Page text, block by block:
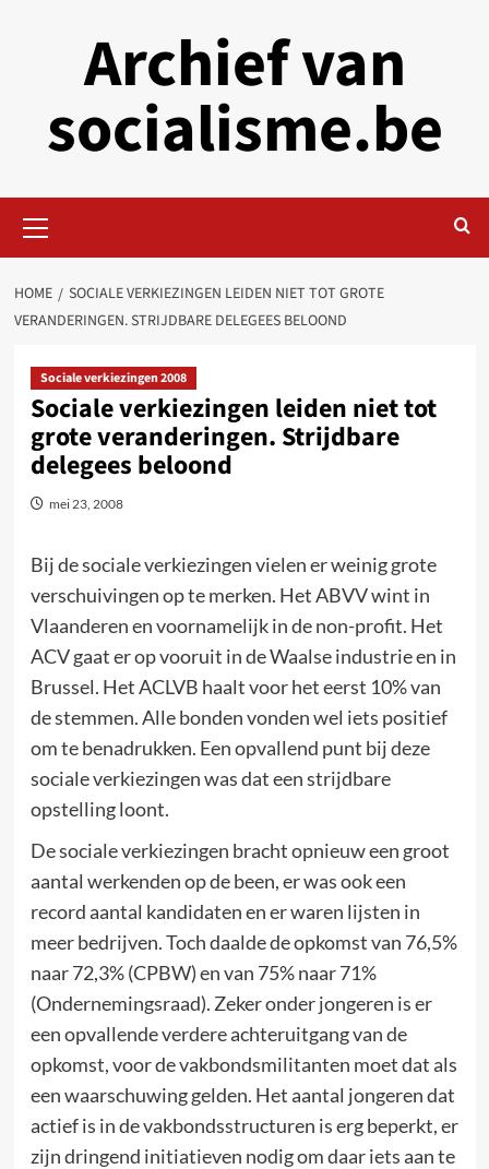
Archief van
socialisme.be
Menu
HOME
SOCIALE VERKIEZINGEN LEIDEN NIET TOT GROTE
VERANDERINGEN. STRIJDBARE DELEGEES BELOOND
Sociale verkiezingen 2008
Sociale verkiezingen leiden niet tot
grote veranderingen. Strijdbare
delegees beloond
mei 23, 2008
Bij de sociale verkiezingen vielen er weinig grote
verschuivingen op te merken. Het ABVV wint in
Vlaanderen en voornamelijk in de non-profit. Het
ACV gaat er op vooruit in de Waalse industrie en in
Brussel. Het ACLVB haalt voor het eerst 10% van
de stemmen. Alle bonden vonden wel iets positief
om te benadrukken. Een opvallend punt bij deze
sociale verkiezingen was dat een strijdbare
opstelling loont.
De sociale verkiezingen bracht opnieuw een groot
aantal werkenden op de been, er was ook een
record aantal kandidaten en er waren lijsten in
meer bedrijven. Toch daalde de opkomst van 76,5%
naar 72,3% (CPBW) en van 75% naar 71%
(Ondernemingsraad). Zeker onder jongeren is er
een opvallende verdere achteruitgang van de
opkomst, voor de vakbondsmilitanten moet dat als
een waarschuwing gelden. Het aantal jongeren dat
actief is in de vakbondsstructuren is erg beperkt, er
zijn dringend initiatieven nodig om daar iets aan te